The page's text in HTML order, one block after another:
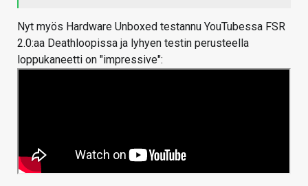
Nyt myös Hardware Unboxed testannu YouTubessa FSR
2.0:aa Deathloopissa ja lyhyen testin perusteella
loppukaneetti on "impressive":